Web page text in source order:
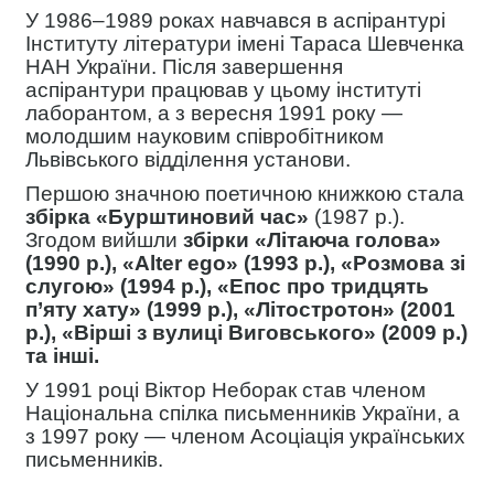
У 1986–1989 роках навчався в аспірантурі
Інституту літератури імені Тараса Шевченка
НАН України. Після завершення
аспірантури працював у цьому інституті
лаборантом, а з вересня 1991 року —
молодшим науковим співробітником
Львівського відділення установи.
Першою значною поетичною книжкою стала
збірка «Бурштиновий час» (1987 р.).
Згодом вийшлизбірки «Літаюча голова»
(1990 р.), «Alter ego» (1993 р.), «Розмова зі
слугою» (1994 р.), «Епос про тридцять
п’яту хату» (1999 р.), «Літостротон» (2001
р.), «Вірші з вулиці Виговського» (2009 р.)
та інші.
У 1991 році Віктор Неборак став членом
Національна спілка письменників України, а
з 1997 року — членом Асоціація українських
письменників.